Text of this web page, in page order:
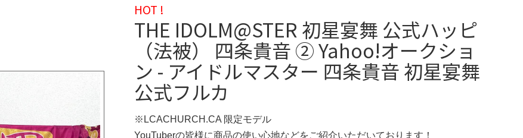
HOT !
THE IDOLM@STER 初星宴舞 公式ハッピ
（法被） 四条貴音 ② Yahoo!オークショ
ン - アイドルマスター 四条貴音 初星宴舞
公式フルカ
※LCACHURCH.CA 限定モデル
YouTuberの皆様に商品の使い心地などをご紹介いただいております！